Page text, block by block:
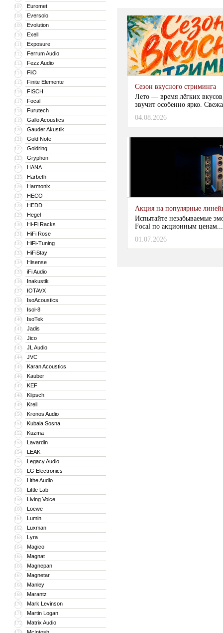
107 Euromet
108 Eversolo
109 Evolution
110 Exell
111 Exposure
112 Ferrum Audio
113 Fezz Audio
114 FiiO
115 Finite Elemente
116 FISCH
117 Focal
118 Furutech
119 Gallo Acoustics
120 Gauder Akustik
121 Gold Note
122 Goldring
123 Gryphon
124 HANA
125 Harbeth
126 Harmonix
127 HECO
128 HEDD
129 Hegel
130 Hi-Fi Racks
131 HiFi Rose
132 HiFi-Tuning
133 HiFiStay
134 Hisense
135 iFi Audio
136 Inakustik
137 IOTAVX
138 IsoAcoustics
139 Isol-8
140 IsoTek
141 Jadis
142 Jico
143 JL Audio
144 JVC
145 Karan Acoustics
146 Kauber
147 KEF
148 Klipsch
149 Krell
150 Kronos Audio
151 Kubala Sosna
152 Kuzma
153 Lavardin
154 LEAK
155 Legacy Audio
156 LG Electronics
157 Lithe Audio
158 Little Lab
159 Living Voice
160 Loewe
161 Lumin
162 Luxman
163 Lyra
164 Magico
165 Magnat
166 Magnepan
167 Magnetar
168 Manley
169 Marantz
170 Mark Levinson
171 Martin Logan
172 Matrix Audio
Сезон вкусного стриминга
Лето — время лёгких
звучит особенно ярко.
04.08.2026
Акция на популярные
Испытайте незабываемые
Focal по акционным
01.07.2026